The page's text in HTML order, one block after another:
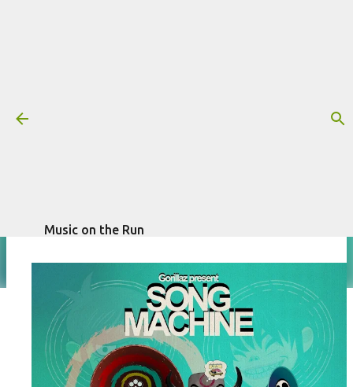
Music on the Run
Resenha: Gorillaz - Song Machine,